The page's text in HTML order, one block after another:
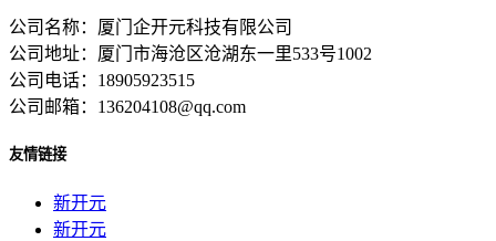
公司名称：厦门企开元科技有限公司
公司地址：厦门市海沧区沧湖东一里533号1002
公司电话：18905923515
公司邮箱：136204108@qq.com
友情链接
新开元
新开元